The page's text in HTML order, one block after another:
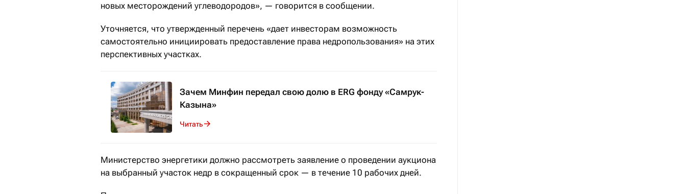
новых месторождений углеводородов», — говорится в сообщении.
Уточняется, что утвержденный перечень «дает инвесторам возможность
самостоятельно инициировать предоставление права недропользования» на этих
перспективных участках.
Зачем Минфин передал свою долю в ERG фонду «Самрук-
Казына»
Читать
Министерство энергетики должно рассмотреть заявление о проведении аукциона
на выбранный участок недр в сокращенный срок — в течение 10 рабочих дней.